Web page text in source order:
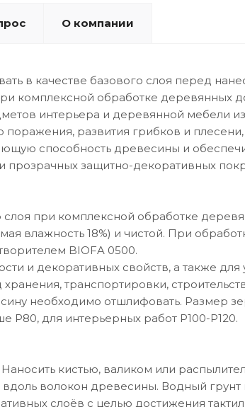
О компании
в качестве базового слоя перед
комплексной обработке деревянных
интерьера и деревянной мебели
развития грибков и
способность древесины и
прозрачных защитно-декоративных
слоя при комплексной обработке
влажность 18%) и чистой. При
BIOFA 0500.
и декоративных свойств, а также
транспортировки,
необходимо отшлифовать. Размер
P80, для интерьерных работ P100-P120.
кистью, валиком или
волокон древесины. Водный
слоёв с целью достижения